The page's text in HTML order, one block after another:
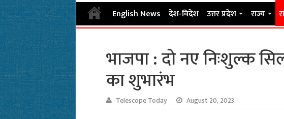
English News देश-विदेश उत्तर प्रदेश राज्य
भाजपा : दो नए निःशुल्क
का शुभारंभ
Telescope Today August 20, 2023